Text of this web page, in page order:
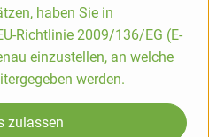
haben Sie in
Richtlinie 2009/136/EG (E-
einzustellen, an welche
werden.
zulassen